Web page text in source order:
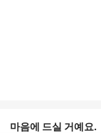
마음에 드실 거예요.